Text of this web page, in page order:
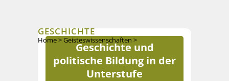
GESCHICHTE
Home>Geisteswissenschaften >
Geschichte und
politische Bildung in der
Unterstufe